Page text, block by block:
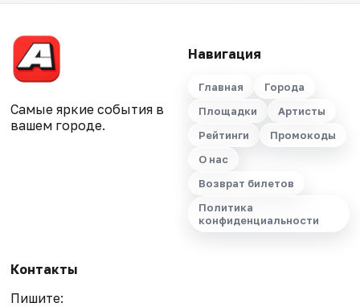
Самые яркие события в
вашем городе.
Навигация
Главная
Города
Площадки
Артисты
Рейтинги
Промокоды
О нас
Возврат билетов
Политика
конфиденциальности
Контакты
Пишите: